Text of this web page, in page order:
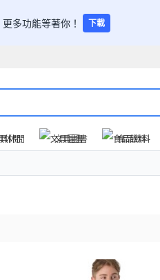
多功能等著你！ 下載
休閒 文具圖書 食品飲料